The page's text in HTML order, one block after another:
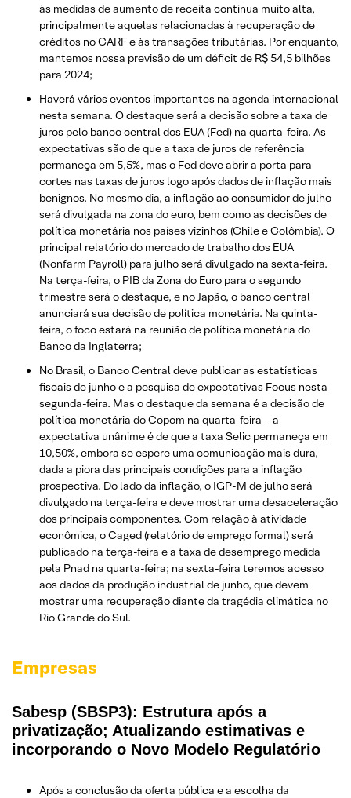
às medidas de aumento de receita continua muito alta,
principalmente aquelas relacionadas à recuperação de
créditos no CARF e às transações tributárias. Por enquanto,
mantemos nossa previsão de um déficit de R$ 54,5 bilhões
para 2024;
Haverá vários eventos importantes na agenda internacional
nesta semana. O destaque será a decisão sobre a taxa de
juros pelo banco central dos EUA (Fed) na quarta-feira. As
expectativas são de que a taxa de juros de referência
permaneça em 5,5%, mas o Fed deve abrir a porta para
cortes nas taxas de juros logo após dados de inflação mais
benignos. No mesmo dia, a inflação ao consumidor de julho
será divulgada na zona do euro, bem como as decisões de
política monetária nos países vizinhos (Chile e Colômbia). O
principal relatório do mercado de trabalho dos EUA
(Nonfarm Payroll) para julho será divulgado na sexta-feira.
Na terça-feira, o PIB da Zona do Euro para o segundo
trimestre será o destaque, e no Japão, o banco central
anunciará sua decisão de política monetária. Na quinta-
feira, o foco estará na reunião de política monetária do
Banco da Inglaterra;
No Brasil, o Banco Central deve publicar as estatísticas
fiscais de junho e a pesquisa de expectativas Focus nesta
segunda-feira. Mas o destaque da semana é a decisão de
política monetária do Copom na quarta-feira – a
expectativa unânime é de que a taxa Selic permaneça em
10,50%, embora se espere uma comunicação mais dura,
dada a piora das principais condições para a inflação
prospectiva. Do lado da inflação, o IGP-M de julho será
divulgado na terça-feira e deve mostrar uma desaceleração
dos principais componentes. Com relação à atividade
econômica, o Caged (relatório de emprego formal) será
publicado na terça-feira e a taxa de desemprego medida
pela Pnad na quarta-feira; na sexta-feira teremos acesso
aos dados da produção industrial de junho, que devem
mostrar uma recuperação diante da tragédia climática no
Rio Grande do Sul.
Empresas
Sabesp (SBSP3): Estrutura após a
privatização; Atualizando estimativas e
incorporando o Novo Modelo Regulatório
Após a conclusão da oferta pública e a escolha da